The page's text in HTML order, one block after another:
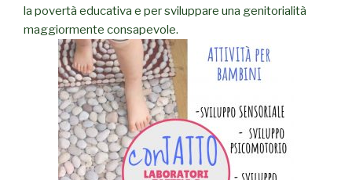
la povertà educativa e per sviluppare una genitorialità
maggiormente consapevole.